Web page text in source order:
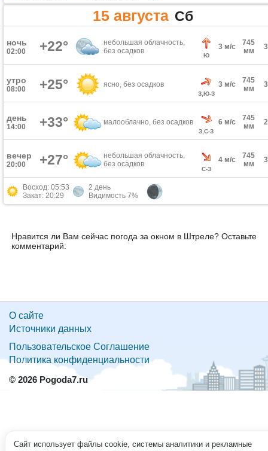
15 августа Сб
ночь
02:00 +22°
небольшая облачность,
без осадков
Ю
3 м/с
745
мм
утро
08:00 +25° ясно, без осадков
З,Ю-З
3 м/с
745
мм
день
14:00 +33° малооблачно, без осадков
З,С-З
6 м/с
745
мм
вечер
20:00 +27°
небольшая облачность,
без осадков
С-З
4 м/с
745
мм
Восход: 05:53
Закат: 20:29
2 день
Видимость 7%
Нравится ли Вам сейчас погода за окном в Штреле? Оставьте
комментарий:
О сайте
Источники данных
Пользовательское Соглашение
Политика конфиденциальности
© 2026 Pogoda7.ru
Сайт использует файлы cookie, системы аналитики и рекламные